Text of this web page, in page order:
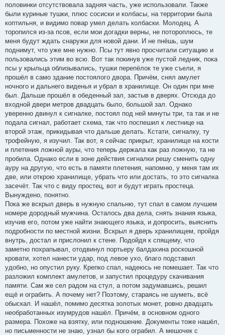
половинки отсутствовала задняя часть, уже использовали. Также
были куриные тушки, плюс сосиски и колбасы, на территории была
коптильня, и видимо повар умел делать колбаски. Молодец. А
торопился из-за псов, если мои догадки верны, не потороплюсь, те
меня будут ждать снаружи для новой дани. И не пнёшь, шум
поднимут, что уже мне нужно. Псы тут явно просчитали ситуацию и
пользовались этим во всю. Вот так покинув уже пустой ледник, пока
псы у крыльца облизывались, тушки перепёлок те уже съели, я
прошёл в само здание постоялого двора. Причём, снял амулет
ночного и дальнего виденья и убрал в хранилище. Он один при мне
был. Дальше прошёл в обеденный зал, застыв в дверях. Отсюда до
входной двери метров двадцать было, большой зал. Однако
уверенно двинул к сигналке, постоял под ней минуты три, та так и не
подала сигнал, работает схема, так что поспешил к лестнице на
второй этаж, прикидывая что дальше делать. Кстати, сигналку, ту
трофейную, я изучил. Так вот, я сейчас прикрыт, хранилище на кости
и плетения ложной ауры, что теперь держала как раз ложную, та не
пробила. Однако если в зоне действия сигналки решу сменить одну
ауру на другую, что есть в памяти плетения, напомню, у меня там их
две, или открою хранилище, убрать что или достать, то это сигналка
засечёт. Так что с виду простец, вот и будут играть простеца.
Вынуждено, понятно.
Пока же вскрыл дверь в нужную спальню, тут спал в самом лучшем
номере дородный мужчина. Осталось два дела, снять знания языка,
изучив его, потом уже найти знающего языка, и допросить, выяснить
подробности по местной жизни. Вскрыл я дверь хранилищем, пройдя
внутрь, достал и прислонил к стене. Подойдя к спящему, что
заметно похрапывал, отодвинул портьеру балдахина роскошной
кровати, хотел нанести удар, под левое ухо, благо подставил
удобно, но опустил руку. Крепко спал, надеюсь не помешает. Так что
разложил комплект амулетов, и запустил процедуру скачивания
памяти. Сам же сел радом на стул, а потом задумавшись, решил
ещё и ограбить. А почему нет? Поэтому, стараясь не шуметь, всё
обыскал. И нашёл, помимо десятка золотых монет, ровно двадцать
необработанных изумрудов нашёл. Причём, в основном одного
размера. Похоже на взятку, или подношение. Документы тоже нашёл,
но письменности не знаю, узнал бы кого ограбил. А мешочек с